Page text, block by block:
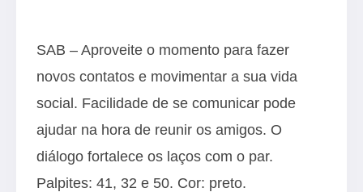
SAB – Aproveite o momento para fazer
novos contatos e movimentar a sua vida
social. Facilidade de se comunicar pode
ajudar na hora de reunir os amigos. O
diálogo fortalece os laços com o par.
Palpites: 41, 32 e 50. Cor: preto.